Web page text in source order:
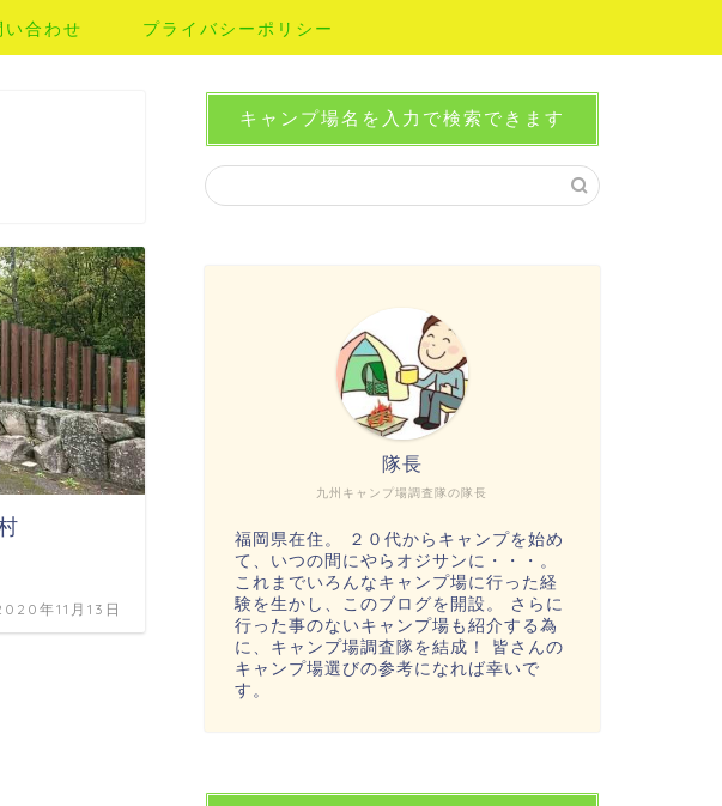
い合わせ プライバシーポリシー
年11月13日
キャンプ場名を入力で検索できます
九州キャンプ場調査隊の隊長
隊長
福岡県在住。 ２０代からキャンプを始め
て、いつの間にやらオジサンに・・・。
これまでいろんなキャンプ場に行った経
験を生かし、このブログを開設。 さらに
行った事のないキャンプ場も紹介する為
に、キャンプ場調査隊を結成！ 皆さんの
キャンプ場選びの参考になれば幸いで
す。